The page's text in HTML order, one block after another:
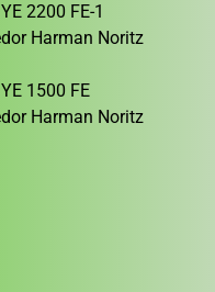
2200 FE-1
Harman Noritz
1500 FE
Harman Noritz